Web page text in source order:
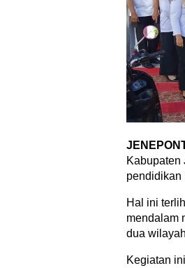
Kabupaten
pendidikan
Hal ini
mendalam
dua
Kegiatan